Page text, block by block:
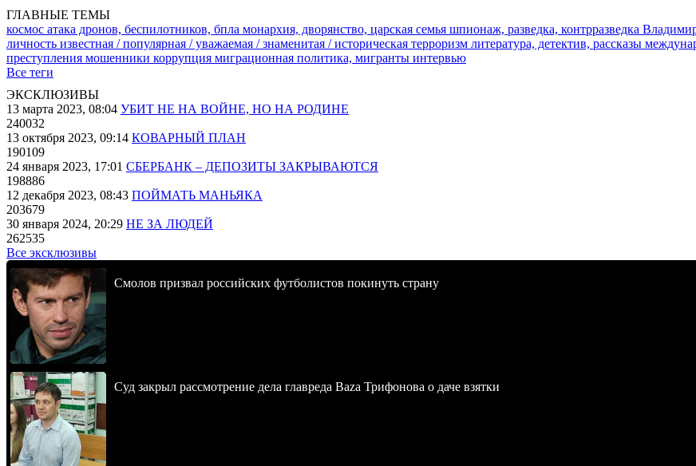
ГЛАВНЫЕ ТЕМЫ
космос атака дронов, беспилотников, бпла монархия, дворянство, царская семья шпионаж, разведка, контрразведка
личность известная / популярная / уважаемая / знаменитая / историческая терроризм литература, детектив, рассказы
преступления мошенники коррупция миграционная политика, мигранты интервью
Все теги
ЭКСКЛЮЗИВЫ
13 марта 2023, 08:04 УБИТ НЕ НА ВОЙНЕ, НО НА РОДИНЕ
240032
13 октября 2023, 09:14 КОВАРНЫЙ ПЛАН
190109
24 января 2023, 17:01 СБЕРБАНК – ДЕПОЗИТЫ ЗАКРЫВАЮТСЯ
198886
12 декабря 2023, 08:43 ПОЙМАТЬ МАНЬЯКА
203679
30 января 2024, 20:29 НЕ ЗА ЛЮДЕЙ
262535
Все эксклюзивы
Смолов призвал российских футболистов покинуть страну
Суд закрыл рассмотрение дела главреда Baza Трифонова о даче взятки